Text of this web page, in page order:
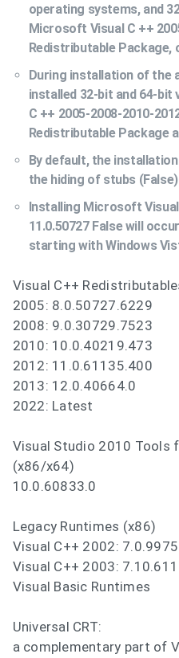
operating systems, and
Microsoft Visual C ++
Redistributable
During installation of the
installed 32-bit and 64-
C ++ 2005-2008-2010-
Redistributable Package
By default, the
the hiding of stubs
Installing Microsoft
11.0.50727 False will
starting with Windows
Visual C++
2005: 8.0.50727.6229
2008: 9.0.30729.7523
2010: 10.0.40219.473
2012: 11.0.61135.400
2013: 12.0.40664.0
2022: Latest
Visual Studio 2010 Tools
(x86/x64)
10.0.60833.0
Legacy Runtimes (x86)
Visual C++ 2002:
Visual C++ 2003:
Visual Basic Runtimes
Universal CRT:
a complementary part of